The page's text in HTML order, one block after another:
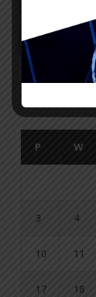
P W
3 4
10 11
17 18